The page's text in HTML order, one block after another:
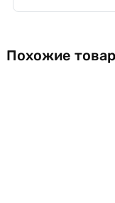
Похожие